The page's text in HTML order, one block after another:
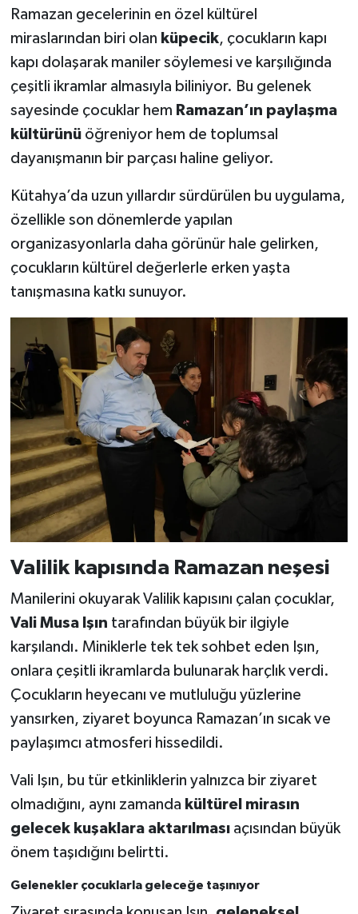
Ramazan gecelerinin en özel kültürel
miraslarından biri olan küpecik, çocukların kapı
kapı dolaşarak maniler söylemesi ve karşılığında
çeşitli ikramlar almasıyla biliniyor. Bu gelenek
sayesinde çocuklar hem Ramazan’ın paylaşma
kültürünüöğreniyor hem de toplumsal
dayanışmanın bir parçası haline geliyor.
Kütahya’da uzun yıllardır sürdürülen bu uygulama,
özellikle son dönemlerde yapılan
organizasyonlarla daha görünür hale gelirken,
çocukların kültürel değerlerle erken yaşta
tanışmasına katkı sunuyor.
Valilik kapısında Ramazan neşesi
Manilerini okuyarak Valilik kapısını çalan çocuklar,
Vali Musa Işın tarafından büyük bir ilgiyle
karşılandı. Miniklerle tek tek sohbet eden Işın,
onlara çeşitli ikramlarda bulunarak harçlık verdi.
Çocukların heyecanı ve mutluluğu yüzlerine
yansırken, ziyaret boyunca Ramazan’ın sıcak ve
paylaşımcı atmosferi hissedildi.
Vali Işın, bu tür etkinliklerin yalnızca bir ziyaret
olmadığını, aynı zamanda kültürel mirasın
gelecek kuşaklara aktarılmasıaçısından büyük
önem taşıdığını belirtti.
Gelenekler çocuklarla geleceğe taşınıyor